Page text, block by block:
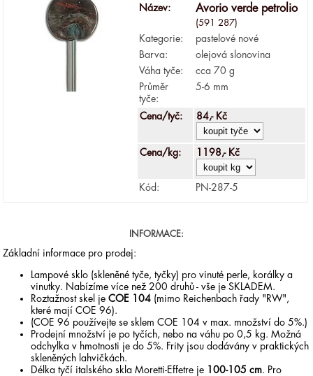
Název:
Avorio verde petrolio
(591 287)
Kategorie:
pastelové nové
Barva:
olejová slonovina
Váha tyče:
cca 70 g
Průměr
tyče:
5-6 mm
Cena/tyč: 84,- Kč
Cena/kg: 1198,- Kč
Kód: PN-287-5
INFORMACE:
Základní informace pro prodej:
Lampové sklo (skleněné tyče, tyčky) pro vinuté perle, korálky a
vinutky. Nabízíme více než 200 druhů - vše je SKLADEM.
Roztažnost skel jeCOE 104 (mimo Reichenbach řady "RW",
které mají COE 96).
(COE 96 používejte se sklem COE 104 v max. množství do 5%.)
Prodejní množství je po tyčích, nebo na váhu po 0,5 kg. Možná
odchylka v hmotnosti je do 5%. Frity jsou dodávány v praktických
skleněných lahvičkách.
Délka tyčí italského skla Moretti-Effetre je 100-105 cm. Pro